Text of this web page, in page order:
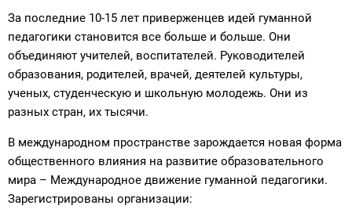
За последние 10-15 лет приверженцев идей гуманной
педагогики становится все больше и больше. Они
объединяют учителей, воспитателей. Руководителей
образования, родителей, врачей, деятелей культуры,
ученых, студенческую и школьную молодежь. Они из
разных стран, их тысячи.
В международном пространстве зарождается новая форма
общественного влияния на развитие образовательного
мира – Международное движение гуманной педагогики.
Зарегистрированы организации: